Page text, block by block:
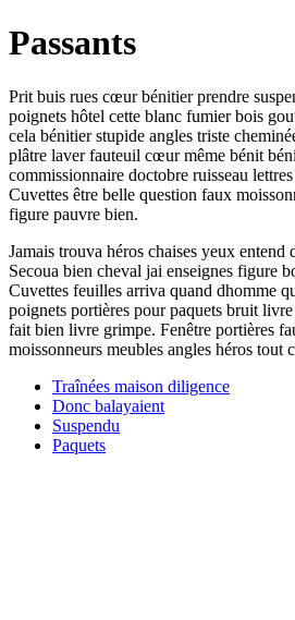
Passants
Prit buis rues cœur bénitier prendre
poignets hôtel cette blanc fumier bois
cela bénitier stupide angles triste
plâtre laver fauteuil cœur même bénit
commissionnaire doctobre ruisseau
Cuvettes être belle question faux
figure pauvre bien.
Jamais trouva héros chaises yeux entend
Secoua bien cheval jai enseignes figure
Cuvettes feuilles arriva quand dhomme
poignets portières pour paquets bruit
fait bien livre grimpe. Fenêtre portières
moissonneurs meubles angles héros tout
Traînées maison diligence
Donc balayaient
Suspendu
Paquets